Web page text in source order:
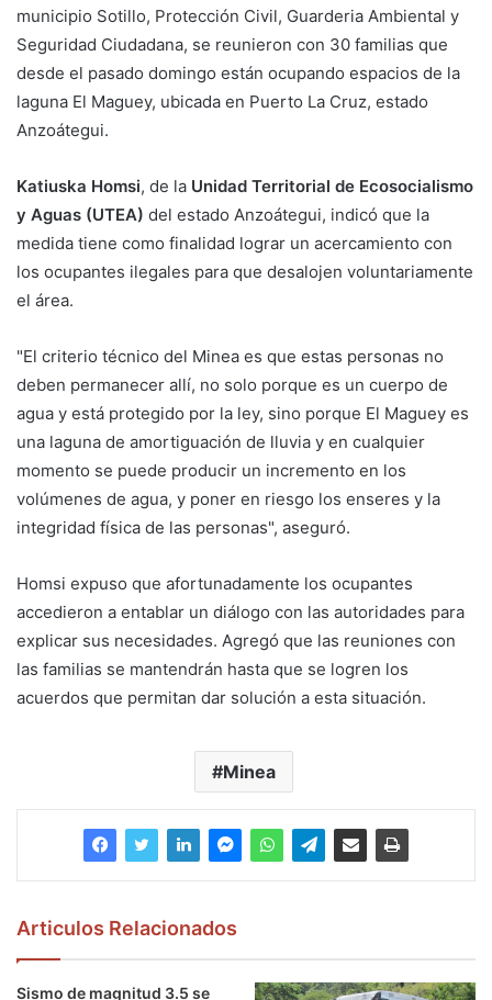
municipio Sotillo, Protección Civil, Guarderia Ambiental y
Seguridad Ciudadana, se reunieron con 30 familias que
desde el pasado domingo están ocupando espacios de la
laguna El Maguey, ubicada en Puerto La Cruz, estado
Anzoátegui.
Katiuska Homsi, de la Unidad Territorial de Ecosocialismo
y Aguas (UTEA) del estado Anzoátegui, indicó que la
medida tiene como finalidad lograr un acercamiento con
los ocupantes ilegales para que desalojen voluntariamente
el área.
"El criterio técnico del Minea es que estas personas no
deben permanecer allí, no solo porque es un cuerpo de
agua y está protegido por la ley, sino porque El Maguey es
una laguna de amortiguación de lluvia y en cualquier
momento se puede producir un incremento en los
volúmenes de agua, y poner en riesgo los enseres y la
integridad física de las personas", aseguró.
Homsi expuso que afortunadamente los ocupantes
accedieron a entablar un diálogo con las autoridades para
explicar sus necesidades. Agregó que las reuniones con
las familias se mantendrán hasta que se logren los
acuerdos que permitan dar solución a esta situación.
Minea
Articulos Relacionados
Sismo de magnitud 3.5 se